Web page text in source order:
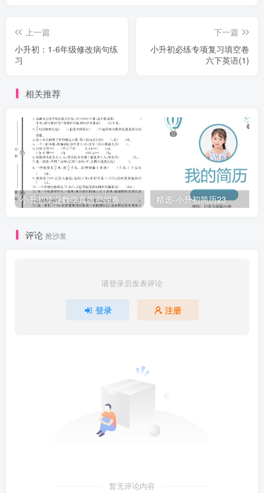
上一篇
小升初：1-6年级修改病句练
习
下一篇
小升初必练专项复习填空卷
六下英语(1)
相关推荐
小升初毕业数学真题密押卷 精选-小升初简历23
评论 抢沙发
请登录后发表评论
登录 注册
暂无评论内容